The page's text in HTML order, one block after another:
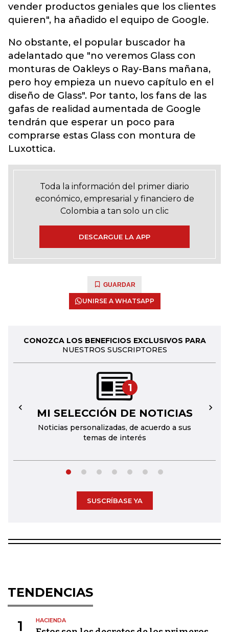
vender productos geniales que los clientes
quieren", ha añadido el equipo de Google.
No obstante, el popular buscador ha
adelantado que "no veremos Glass con
monturas de Oakleys o Ray-Bans mañana,
pero hoy empieza un nuevo capítulo en el
diseño de Glass". Por tanto, los fans de las
gafas de realidad aumentada de Google
tendrán que esperar un poco para
comprarse estas Glass con montura de
Luxottica.
Toda la información del primer diario
económico, empresarial y financiero de
Colombia a tan solo un clic
DESCARGUE LA APP
GUARDAR
UNIRSE A WHATSAPP
CONOZCA LOS BENEFICIOS EXCLUSIVOS PARA
NUESTROS SUSCRIPTORES
1
MI SELECCIÓN DE NOTICIAS
Noticias personalizadas, de acuerdo a sus
temas de interés
← →
SUSCRÍBASE YA
TENDENCIAS
1 HACIENDA